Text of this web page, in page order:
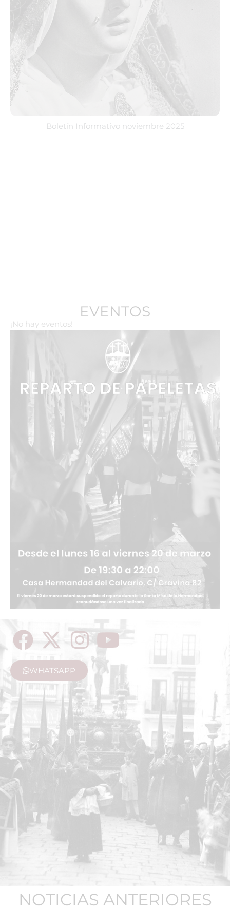
Boletín Informativo noviembre 2025
EVENTOS
¡No hay eventos!
WHATSAPP
NOTICIAS ANTERIORES